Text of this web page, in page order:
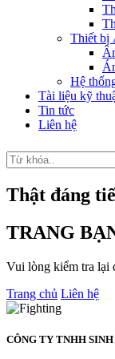
Thiết bị
Hệ
Tài liệu kỹ
Tin tức
Liên hệ
Thật đáng
TRANG
Vui lòng kiểm tra lại
Trang chủ Liên hệ
CÔNG TY TNHH